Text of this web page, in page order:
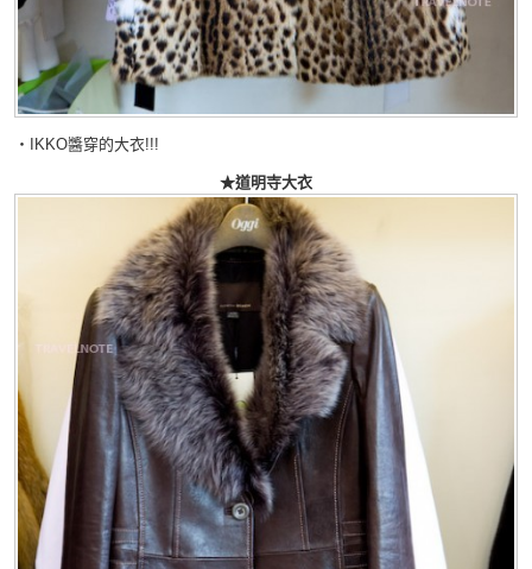
・IKKO醬穿的大衣!!!
★道明寺大衣